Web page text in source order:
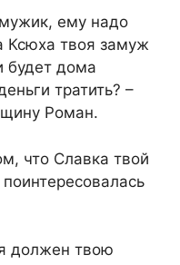
ему надо
Ксюха твоя замуж
будет дома
тратить? –
Роман.
что Славка твой
должен твою